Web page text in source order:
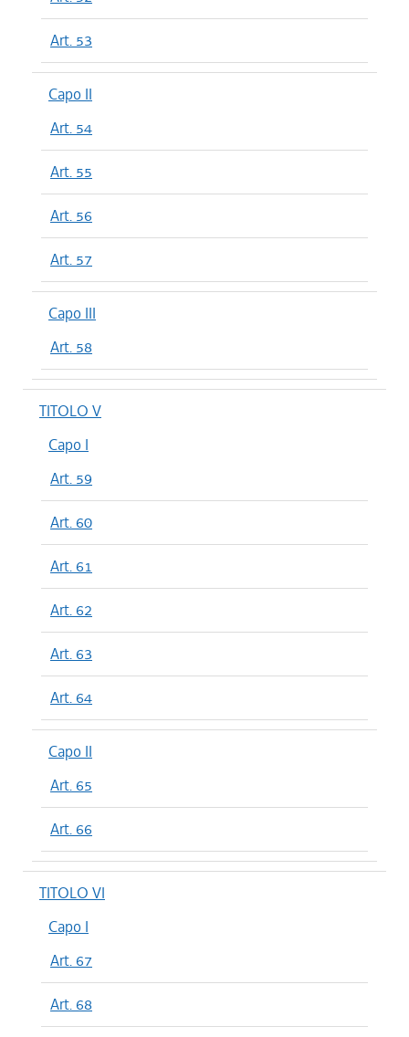
Art. 53
Capo II
Art. 54
Art. 55
Art. 56
Art. 57
Capo III
Art. 58
TITOLO V
Capo I
Art. 59
Art. 60
Art. 61
Art. 62
Art. 63
Art. 64
Capo II
Art. 65
Art. 66
TITOLO VI
Capo I
Art. 67
Art. 68